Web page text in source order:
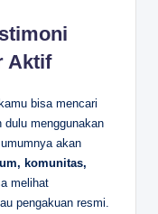
Aktif
bisa mencari
dulu menggunakan
akan
komunitas,
melihat
pengakuan resmi.